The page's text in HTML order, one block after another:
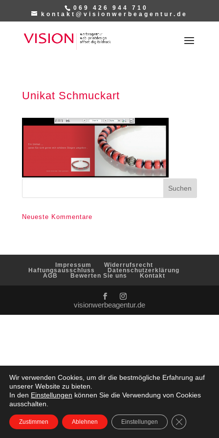
069 426 944 710
kontakt@visionwerbeagentur.de
Unikat Schmuckart
Neueste Kommentare
Impressum Widerrufsrecht
Haftungsausschluss Datenschutzerklärung
AGB Bewerten Sie uns Kontakt
visionwerbeagentur.de
Wir verwenden Cookies, um dir die bestmögliche Erfahrung auf
unserer Website zu bieten.
In den Einstellungen können Sie die Verwendung von Cookies
ausschalten.
Zustimmen Ablehnen Einstellungen GDPR